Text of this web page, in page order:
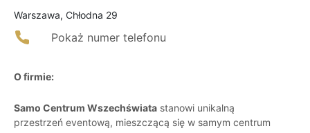
Warszawa, Chłodna 29
Pokaż numer telefonu
O firmie:
Samo Centrum Wszechświata stanowi unikalną
przestrzeń eventową, mieszczącą się w samym centrum